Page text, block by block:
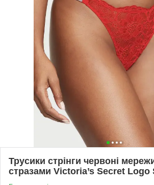
Трусики стрінги червоні
стразами Victoria’s Secret Logo